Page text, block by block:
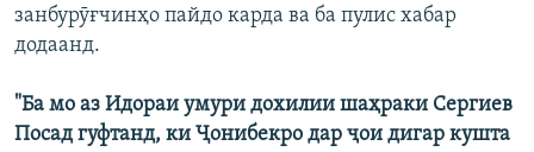
занбурӯғчинҳо пайдо карда ва ба пулис хабар
додаанд.
"Ба мо аз Идораи умури дохилии шаҳраки Сергиев
Посад гуфтанд, ки Ҷонибекро дар ҷои дигар кушта